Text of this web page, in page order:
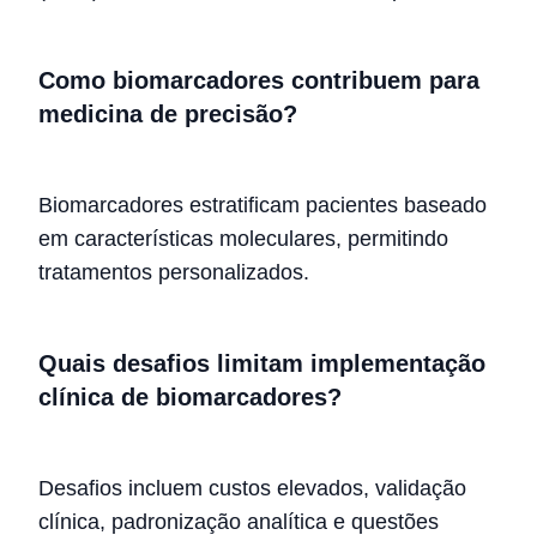
Como biomarcadores contribuem para
medicina de precisão?
Biomarcadores estratificam pacientes baseado
em características moleculares, permitindo
tratamentos personalizados.
Quais desafios limitam implementação
clínica de biomarcadores?
Desafios incluem custos elevados, validação
clínica, padronização analítica e questões